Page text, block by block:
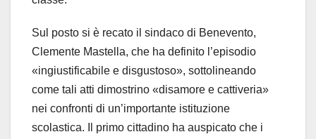
Sul posto si è recato il sindaco di Benevento,
Clemente Mastella, che ha definito l’episodio
«ingiustificabile e disgustoso», sottolineando
come tali atti dimostrino «disamore e cattiveria»
nei confronti di un’importante istituzione
scolastica. Il primo cittadino ha auspicato che i